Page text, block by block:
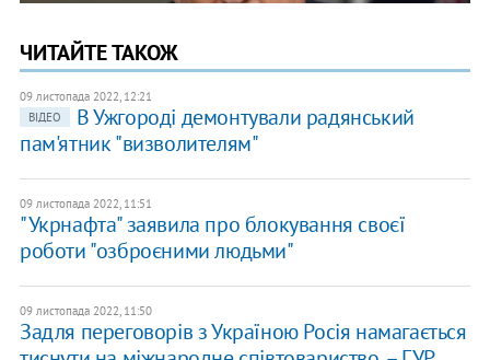
ЧИТАЙТЕ ТАКОЖ
09 листопада 2022, 12:21
ВІДЕО
В Ужгороді демонтували радянський
пам'ятник "визволителям"
09 листопада 2022, 11:51
"Укрнафта" заявила про блокування своєї
роботи "озброєними людьми"
09 листопада 2022, 11:50
Задля переговорів з Україною Росія намагається